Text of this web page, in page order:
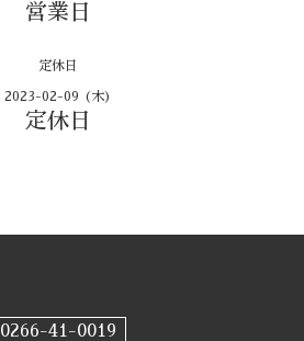
営業日
定休日
2023-02-09 (木)
定休日
0266-41-0019